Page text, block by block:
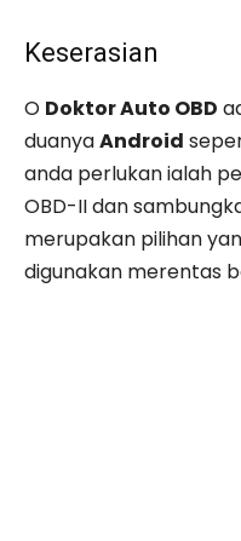
Keserasian
O Doktor Auto OBD
duanyaAndroid
anda perlukan ialah
OBD-II dan
merupakan pilihan
digunakan merentas